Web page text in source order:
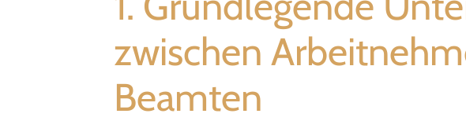
zwischen
Beamten